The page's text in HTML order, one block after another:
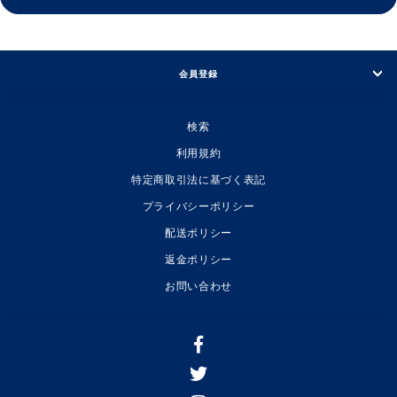
会員登録
検索
利用規約
特定商取引法に基づく表記
プライバシーポリシー
配送ポリシー
返金ポリシー
お問い合わせ